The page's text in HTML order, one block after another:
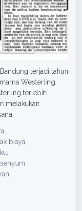
terjadi tahun
Westerling.
terlebih
melakukan
biaya,